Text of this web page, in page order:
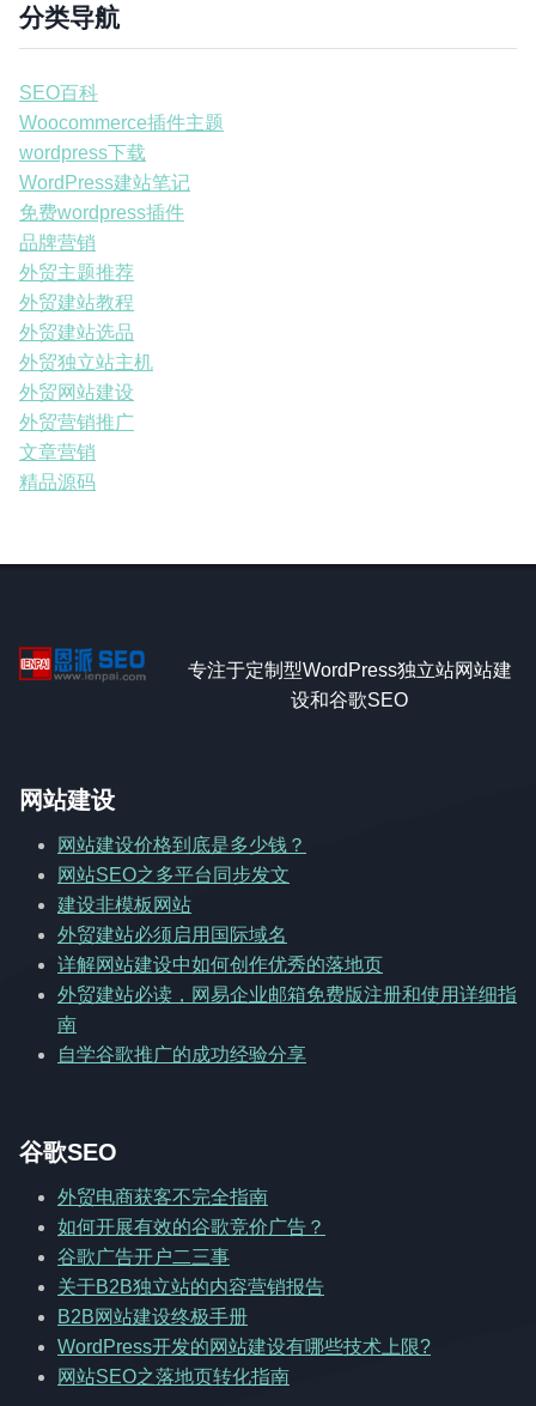
分类导航
SEO百科
Woocommerce插件主题
wordpress下载
WordPress建站笔记
免费wordpress插件
品牌营销
外贸主题推荐
外贸建站教程
外贸建站选品
外贸独立站主机
外贸网站建设
外贸营销推广
文章营销
精品源码
专注于定制型WordPress独立站网站建
设和谷歌SEO
网站建设
网站建设价格到底是多少钱？
网站SEO之多平台同步发文
建设非模板网站
外贸建站必须启用国际域名
详解网站建设中如何创作优秀的落地页
外贸建站必读，网易企业邮箱免费版注册和使用详细指
南
自学谷歌推广的成功经验分享
谷歌SEO
外贸电商获客不完全指南
如何开展有效的谷歌竞价广告？
谷歌广告开户二三事
关于B2B独立站的内容营销报告
B2B网站建设终极手册
WordPress开发的网站建设有哪些技术上限?
网站SEO之落地页转化指南